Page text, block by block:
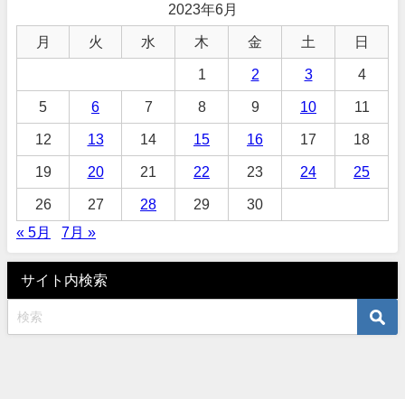
2023年6月
月 火 水 木 金 土 日
1 2 3 4
5 6 7 8 9 10 11
12 13 14 15 16 17 18
19 20 21 22 23 24 25
26 27 28 29
30
« 5月
7月 »
サイト内検索